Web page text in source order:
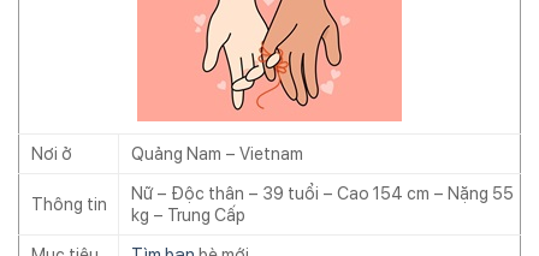
Nơi ở Quảng Nam – Vietnam
Thông tin
Nữ – Độc thân – 39 tuổi – Cao 154 cm – Nặng 55
kg – Trung Cấp